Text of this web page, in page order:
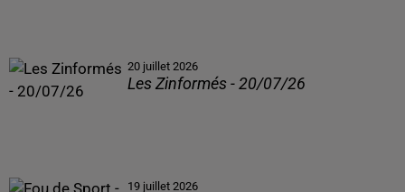
20 juillet 2026
Les Zinformés - 20/07/26
19 juillet 2026